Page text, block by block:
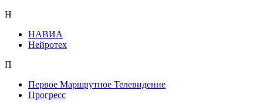
Н
НАВИА
Нейротех
П
Первое Маршрутное Телевидение
Прогресс